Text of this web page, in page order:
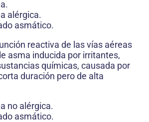
alérgica.
asmático.
reactiva de las vías aéreas
asma inducida por irritantes,
químicas, causada por
duración pero de alta
no alérgica.
asmático.